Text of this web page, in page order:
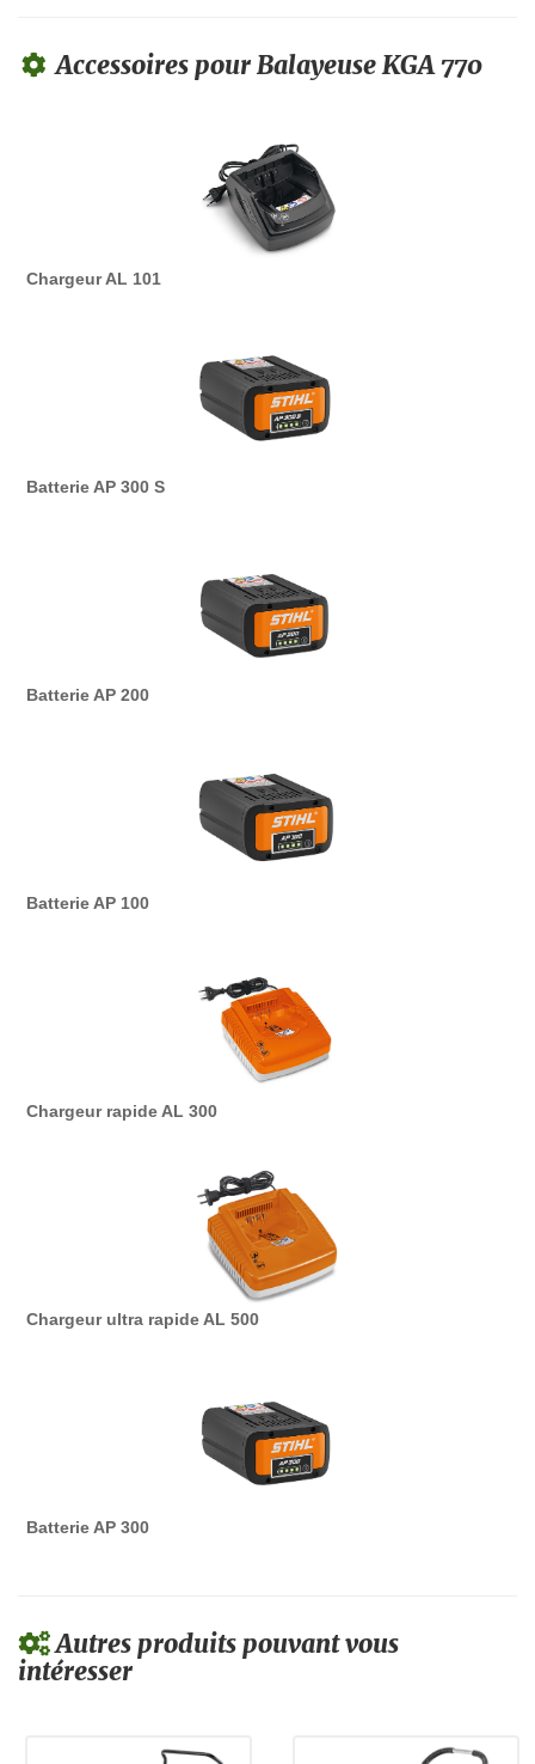
Accessoires pour Balayeuse KGA 770
Chargeur AL 101
Batterie AP 300 S
Batterie AP 200
Batterie AP 100
Chargeur rapide AL 300
Chargeur ultra rapide AL 500
Batterie AP 300
Autres produits pouvant vous
intéresser